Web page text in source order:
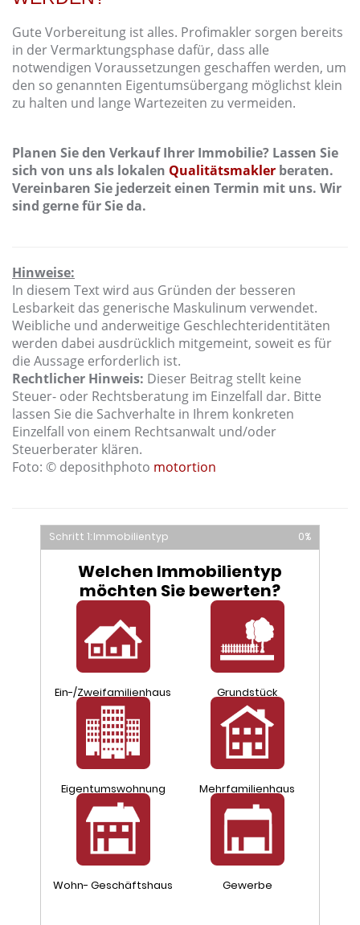
Gute Vorbereitung ist alles. Profimakler sorgen bereits
in der Vermarktungsphase dafür, dass alle
notwendigen Voraussetzungen geschaffen werden, um
den so genannten Eigentumsübergang möglichst klein
zu halten und lange Wartezeiten zu vermeiden.
Planen Sie den Verkauf Ihrer Immobilie? Lassen Sie
sich von uns als lokalen Qualitätsmakler beraten.
Vereinbaren Sie jederzeit einen Termin mit uns. Wir
sind gerne für Sie da.
Hinweise:
In diesem Text wird aus Gründen der besseren
Lesbarkeit das generische Maskulinum verwendet.
Weibliche und anderweitige Geschlechteridentitäten
werden dabei ausdrücklich mitgemeint, soweit es für
die Aussage erforderlich ist.
Rechtlicher Hinweis: Dieser Beitrag stellt keine
Steuer- oder Rechtsberatung im Einzelfall dar. Bitte
lassen Sie die Sachverhalte in Ihrem konkreten
Einzelfall von einem Rechtsanwalt und/oder
Steuerberater klären.
Foto: © deposithphoto motortion